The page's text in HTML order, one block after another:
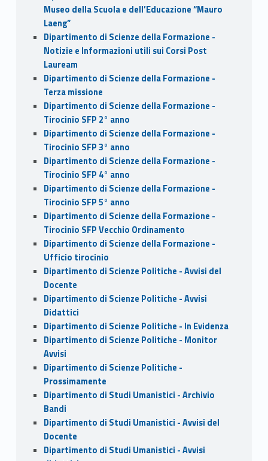
Museo della Scuola e dell’Educazione “Mauro
Laeng”
Dipartimento di Scienze della Formazione -
Notizie e Informazioni utili sui Corsi Post
Lauream
Dipartimento di Scienze della Formazione -
Terza missione
Dipartimento di Scienze della Formazione -
Tirocinio SFP 2° anno
Dipartimento di Scienze della Formazione -
Tirocinio SFP 3° anno
Dipartimento di Scienze della Formazione -
Tirocinio SFP 4° anno
Dipartimento di Scienze della Formazione -
Tirocinio SFP 5° anno
Dipartimento di Scienze della Formazione -
Tirocinio SFP Vecchio Ordinamento
Dipartimento di Scienze della Formazione -
Ufficio tirocinio
Dipartimento di Scienze Politiche - Avvisi del
Docente
Dipartimento di Scienze Politiche - Avvisi
Didattici
Dipartimento di Scienze Politiche - In Evidenza
Dipartimento di Scienze Politiche - Monitor
Avvisi
Dipartimento di Scienze Politiche -
Prossimamente
Dipartimento di Studi Umanistici - Archivio
Bandi
Dipartimento di Studi Umanistici - Avvisi del
Docente
Dipartimento di Studi Umanistici - Avvisi